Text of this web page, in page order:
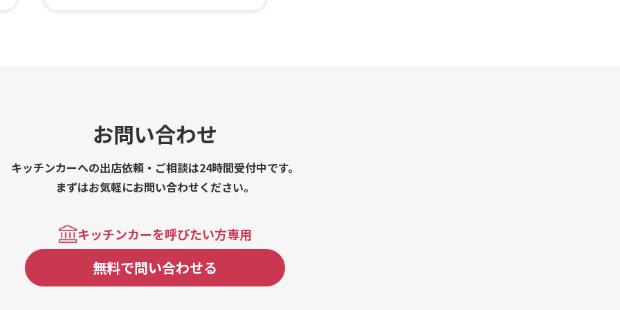
お問い合わせ
キッチンカーへの出店依頼・ご相談は24時間受付中です。
まずはお気軽にお問い合わせください。
キッチンカーを呼びたい方専用
無料で問い合わせる